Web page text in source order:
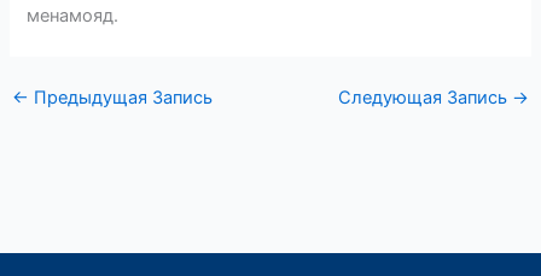
менамояд.
← Предыдущая Запись Следующая Запись →